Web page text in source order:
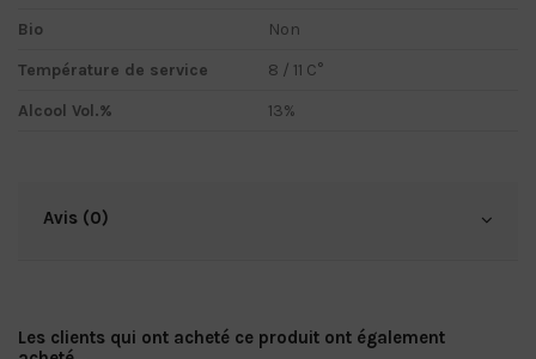
Bio
Non
Température de service
8 / 11 C°
Alcool Vol.%
13%
Avis (0)
Les clients qui ont acheté ce produit ont également